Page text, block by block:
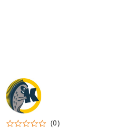
NAZWA
PRODUCENTA:
KRAINA
TUPTUSIA
(0)